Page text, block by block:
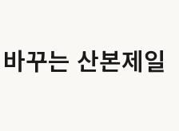
꾸는 산본제일